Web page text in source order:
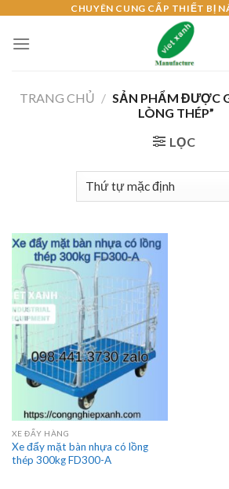
content
CHUYÊN CUNG CẤP THIẾT BỊ
TRANG CHỦ / SẢN PHẨM ĐƯỢC
LÒNG THÉP”
LỌC
XE ĐẨY HÀNG
Xe đẩy mặt bàn nhựa có lồng
thép 300kg FD300-A